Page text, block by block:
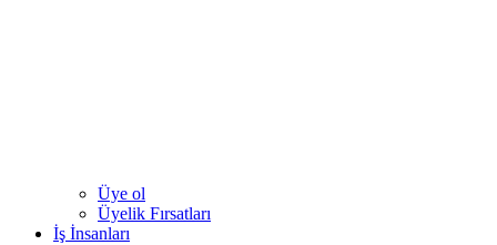
Üye ol
Üyelik Fırsatları
İş İnsanları